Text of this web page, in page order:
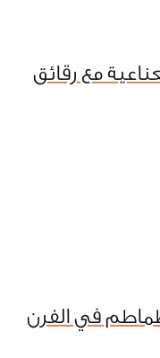
مع رقائق
في الفرن